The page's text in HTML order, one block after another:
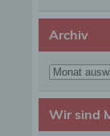
Archiv
Archiv
Wir sind